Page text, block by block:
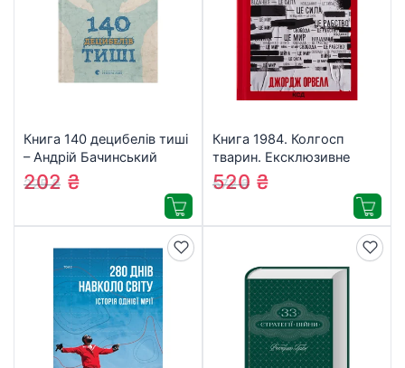
Книга 140 децибелів тиші
– Андрій Бачинський
Видавництво Старого
Лева (9786176791676)
225₴
202 ₴
Книга 1984. Колгосп
тварин. Ексклюзивне
видання – Джордж
Орвелл КСД
572₴
520 ₴